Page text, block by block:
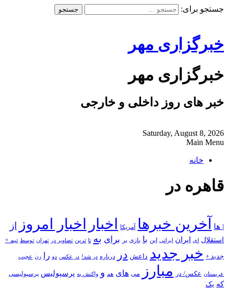
جستجو برای:
خبرگزاری مهر
خبرگزاری مهر
خبر های روز داخلی و خارجی
Saturday, August 8, 2026
Main Menu
خانه
قاهره در
| ها آخرین خبرها آمریکا اخبار اخبار امروز از
استقلال ای ایران ایرانی این با بازی بر برای به تا ترین تصاویر در تهران توسط تیم +
جدید + خبر جدید داعش در درباره در شد! در عکس دو را زن عجیب
عربستان عکس/ در مبارز می های هم و واکنش به پرسپولیس پرسپولیسی
که یک